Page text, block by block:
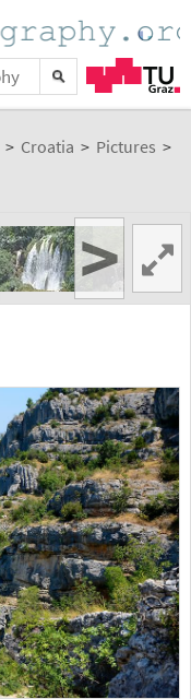
> Croatia > Pictures >
>